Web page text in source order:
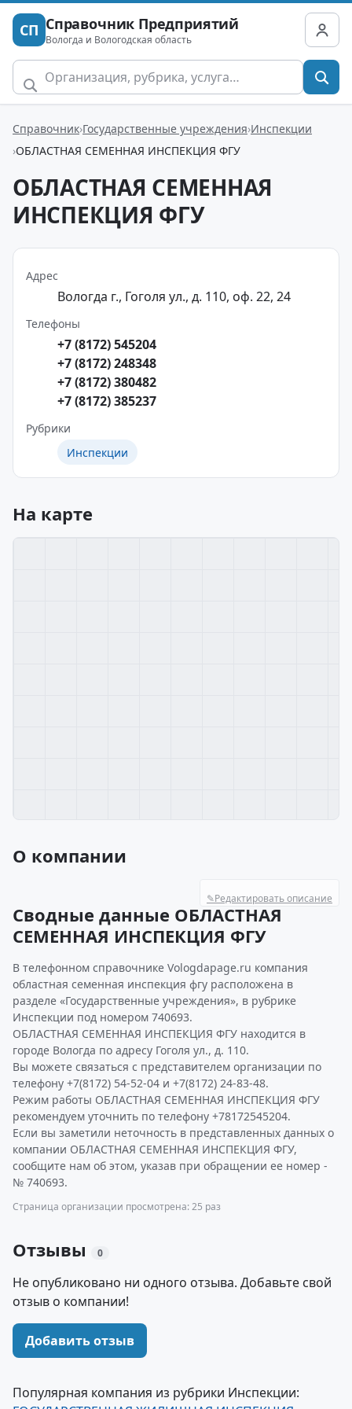
СП Справочник Предприятий
Вологда и Вологодская область
Справочник Государственные учреждения Инспекции
ОБЛАСТНАЯ СЕМЕННАЯ ИНСПЕКЦИЯ ФГУ
ОБЛАСТНАЯ СЕМЕННАЯ
ИНСПЕКЦИЯ ФГУ
Адрес
Вологда г., Гоголя ул., д. 110, оф. 22, 24
Телефоны
+7 (8172) 545204
+7 (8172) 248348
+7 (8172) 380482
+7 (8172) 385237
Рубрики
Инспекции
На карте
О компании
✎Редактировать описание
Сводные данные ОБЛАСТНАЯ
СЕМЕННАЯ ИНСПЕКЦИЯ ФГУ
В телефонном справочнике Vologdapage.ru компания
областная семенная инспекция фгу расположена в
разделе «Государственные учреждения», в рубрике
Инспекции под номером 740693.
ОБЛАСТНАЯ СЕМЕННАЯ ИНСПЕКЦИЯ ФГУ находится в
городе Вологда по адресу Гоголя ул., д. 110.
Вы можете связаться с представителем организации по
телефону +7(8172) 54-52-04 и +7(8172) 24-83-48.
Режим работы ОБЛАСТНАЯ СЕМЕННАЯ ИНСПЕКЦИЯ ФГУ
рекомендуем уточнить по телефону +78172545204.
Если вы заметили неточность в представленных данных о
компании ОБЛАСТНАЯ СЕМЕННАЯ ИНСПЕКЦИЯ ФГУ,
сообщите нам об этом, указав при обращении ее номер -
№ 740693.
Страница организации просмотрена: 25 раз
Отзывы 0
Не опубликовано ни одного отзыва. Добавьте свой
отзыв о компании!
Добавить отзыв
Популярная компания из рубрики Инспекции: